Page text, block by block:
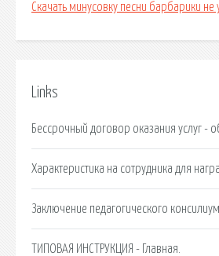
Скачать минусовку песни барбарики
Links
Бессрочный договор оказания услуг -
Характеристика на сотрудника для
Заключение педагогического
ТИПОВАЯ ИНСТРУКЦИЯ - Главная.